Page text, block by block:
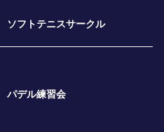
ソフトテニスサークル
パデル練習会